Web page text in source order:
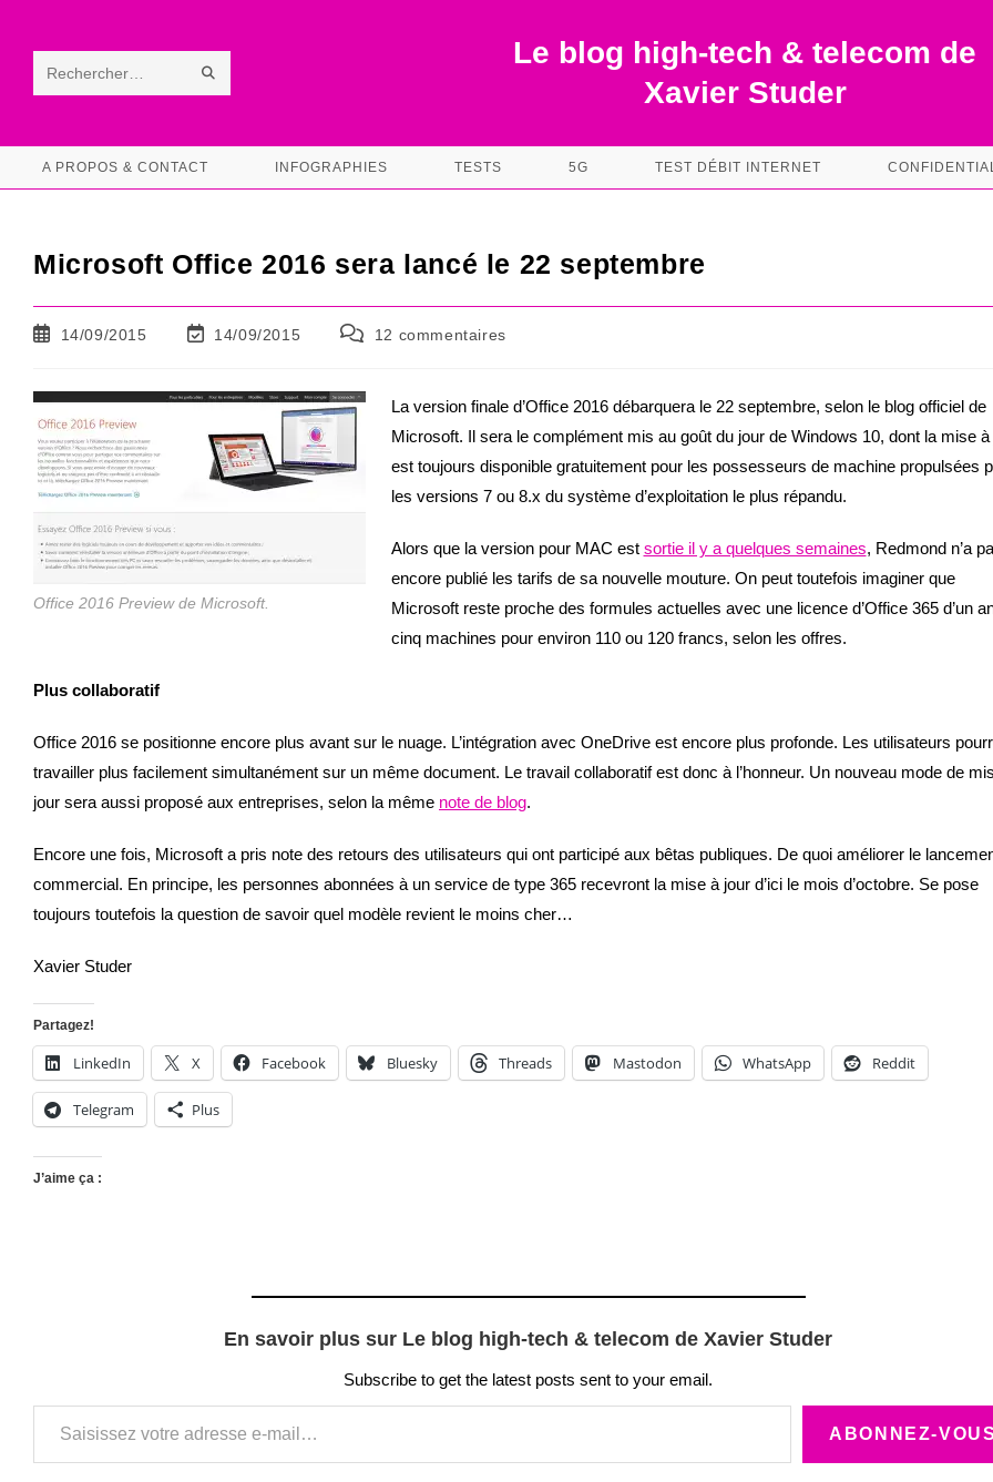
contentRechercher
ce RECHERCHE
Le blog high-tech & telecom de
Xavier Studer
A PROPOS & CONTACT INFOGRAPHIES TESTS 5G TEST DÉBIT INTERNET
Microsoft Office 2016 sera lancé le 22 septembre
Publication
14/09/2015
Dernière
la
14/09/2015
Commentaires
publication :
12 commentaires
Office 2016 Preview de Microsoft.
La version finale d’Office 2016 débarquera le 22 septembre, selon le blog officiel de
Microsoft. Il sera le complément mis au goût du jour de Windows 10, dont la mise à
est toujours disponible gratuitement pour les possesseurs de machine propulsées
les versions 7 ou 8.x du système d’exploitation le plus répandu.
Alors que la version pour MAC est sortie il y a quelques semaines, Redmond n’a
encore publié les tarifs de sa nouvelle mouture. On peut toutefois imaginer que
Microsoft reste proche des formules actuelles avec une licence d’Office 365 d’un
cinq machines pour environ 110 ou 120 francs, selon les offres.
Plus collaboratif
Office 2016 se positionne encore plus avant sur le nuage. L’intégration avec OneDrive est encore plus profonde. Les utilisateurs
travailler plus facilement simultanément sur un même document. Le travail collaboratif est donc à l’honneur. Un nouveau mode de
jour sera aussi proposé aux entreprises, selon la même note de blog.
Encore une fois, Microsoft a pris note des retours des utilisateurs qui ont participé aux bêtas publiques. De quoi améliorer le
commercial. En principe, les personnes abonnées à un service de type 365 recevront la mise à jour d’ici le mois d’octobre. Se pose
toujours toutefois la question de savoir quel modèle revient le moins cher…
Xavier Studer
Partagez!
LinkedIn X Facebook Bluesky Threads Mastodon WhatsApp Reddit
Telegram Plus
J’aime ça :
En savoir plus sur Le blog high-tech & telecom de Xavier Studer
Subscribe to get the latest posts sent to your email.
Saisissez votre adresse e-mail…
ABONNEZ-VOUS